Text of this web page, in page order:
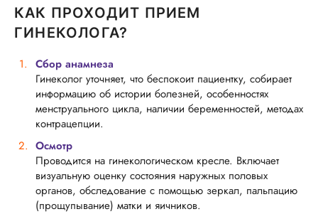
КАК ПРОХОДИТ ПРИЕМ
ГИНЕКОЛОГА?
Сбор анамнеза
Гинеколог уточняет, что беспокоит пациентку, собирает
информацию об истории болезней, особенностях
менструального цикла, наличии беременностей, методах
контрацепции.
Осмотр
Проводится на гинекологическом кресле. Включает
визуальную оценку состояния наружных половых
органов, обследование с помощью зеркал, пальпацию
(прощупывание) матки и яичников.